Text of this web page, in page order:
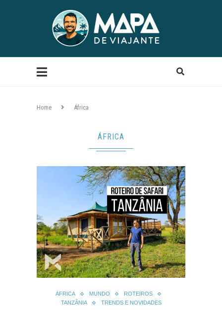
Home África
ÁFRICA
ÁFRICA MUNDO
ROTEIROS
TANZÂNIA
TRENDS E NOVIDADES